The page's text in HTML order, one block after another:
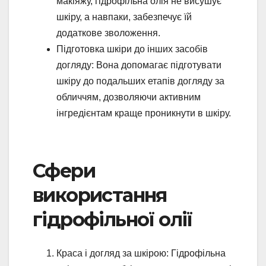
шкіру, а навпаки, забезпечує їй
додаткове зволоження.
Підготовка шкіри до інших засобів
догляду: Вона допомагає підготувати
шкіру до подальших етапів догляду за
обличчям, дозволяючи активним
інгредієнтам краще проникнути в шкіру.
Сфери
використання
гідрофільної олії
Краса і догляд за шкірою: Гідрофільна